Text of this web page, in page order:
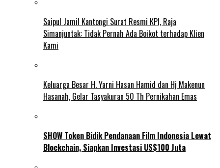
Saipul Jamil Kantongi Surat Resmi KPI, Raja
Simanjuntak: Tidak Pernah Ada Boikot terhadap Klien
Kami
Keluarga Besar H. Yarni Hasan Hamid dan Hj Makenun
Hasanah, Gelar Tasyakuran 50 Th Pernikahan Emas
SHOW Token Bidik Pendanaan Film Indonesia Lewat
Blockchain, Siapkan Investasi US$100 Juta